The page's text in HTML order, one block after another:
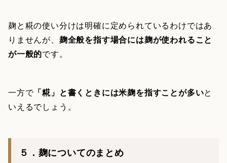
麹と糀の使い分けは明確に定められているわけではあ
りませんが、 麹全般を指す場合には麹が使われること
が一般的です。
一方で「糀」と書くときには米麹を指すことが多いと
いえるでしょう。
５．麹についてのまとめ